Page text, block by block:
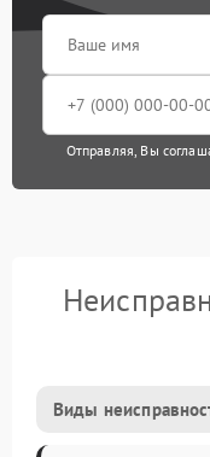
Отправляя, Вы
Виды